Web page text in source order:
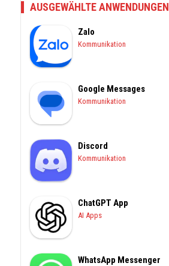
AUSGEWÄHLTE ANWENDUNGEN
Zalo
Kommunikation
Google Messages
Kommunikation
Discord
Kommunikation
ChatGPT App
AI Apps
WhatsApp Messenger